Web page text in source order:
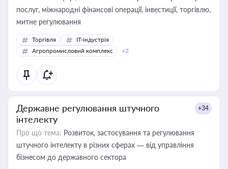
послуг, міжнародні фінансові операції, інвестиції, торгівлю,
митне регулювання
Торгівля
IT-індустрія
Агропромисловий комплекс
+2
Державне регулювання штучного
інтелекту
+34
Про що тема: Розвиток, застосування та регулювання
штучного інтелекту в різних сферах — від управління
бізнесом до державного сектора